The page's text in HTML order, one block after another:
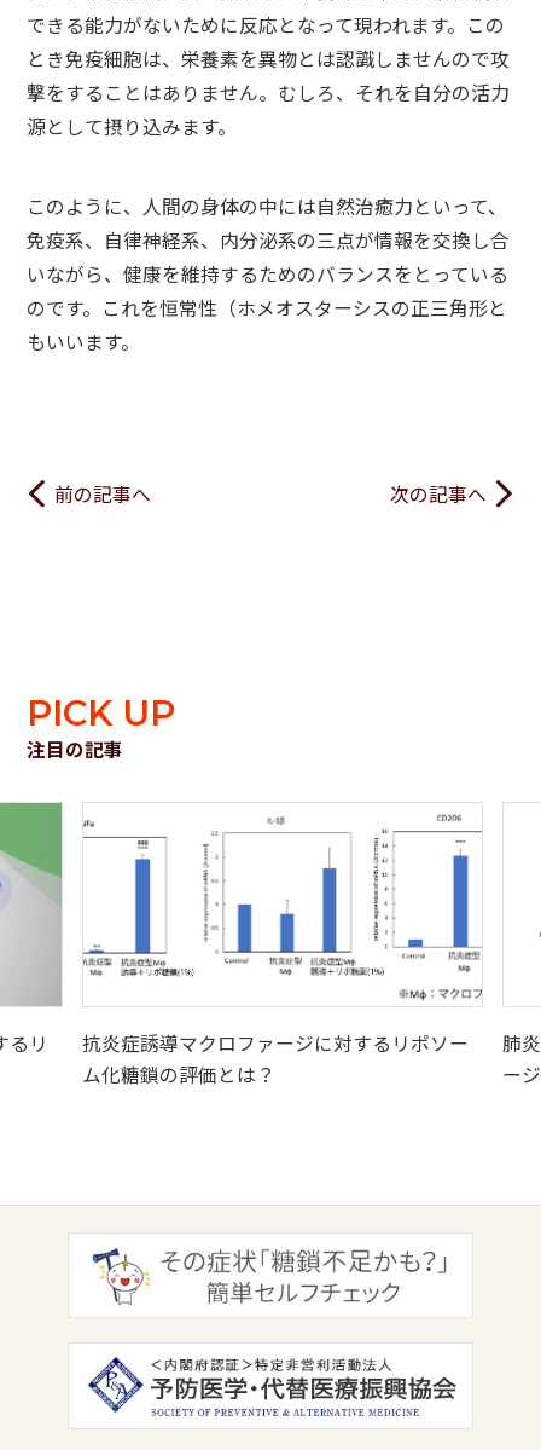
できる能力がないために反応となって現われます。この
とき免疫細胞は、栄養素を異物とは認識しませんので攻
撃をすることはありません。むしろ、それを自分の活力
源として摂り込みます。
このように、人間の身体の中には自然治癒力といって、
免疫系、自律神経系、内分泌系の三点が情報を交換し合
いながら、健康を維持するためのバランスをとっている
のです。これを恒常性（ホメオスターシスの正三角形と
もいいます。
前の記事へ 次の記事へ
PICK UP
注目の記事
るリ
抗炎症誘導マクロファージに対するリポソー
ム化糖鎖の評価とは？
肺
ー